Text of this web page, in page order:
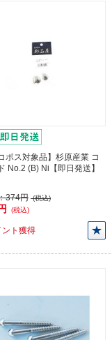
ポス対象品】杉原産業 コ
No.2 (B) Ni【即日発送】
374円 (税込)
(税込)
ント獲得